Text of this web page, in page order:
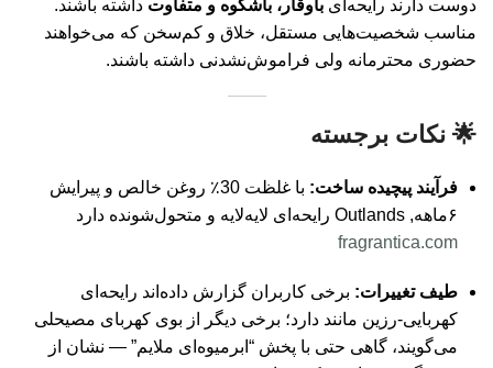
دوست دارند رایحه‌ای باوقار، باشکوه و متفاوت داشته باشند.
مناسب شخصیت‌هایی مستقل، خلاق و کم‌سخن که می‌خواهند
حضوری محترمانه ولی فراموش‌نشدنی داشته باشند.
🌟 نکات برجسته
فرآیند پیچیده ساخت:
با غلظت 30٪ روغن خالص و پیرایش
۶‌ماهه, Outlands رایحه‌ای لایه‌لایه و متحول‌شونده دارد
fragrantica.com
طیف تغییرات: برخی کاربران گزارش داده‌اند رایحه‌ای
کهربایی-رزین مانند دارد؛ برخی دیگر از بوی کهربای مصیحلی
می‌گویند، گاهی حتی با پخش “ابرمیوه‌ای ملایم” — نشان از